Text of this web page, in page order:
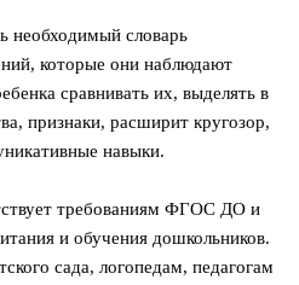
необходимый словарь
которые они наблюдают
сравнивать их, выделять в
признаки, расширит кругозор,
навыки.
требованиям ФГОС ДО и
и обучения дошкольников.
сада, логопедам, педагогам